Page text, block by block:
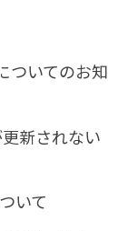
ついてのお知
新されない
いて